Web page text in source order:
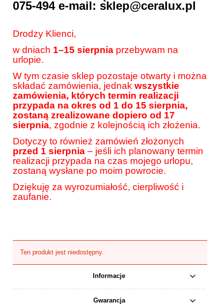
075-494e-mail: sklep@ceralux.pl
Drodzy Klienci,
w dniach 1–15 sierpnia przebywam na
urlopie.
W tym czasie sklep pozostaje otwarty i można
składać zamówienia, jednak wszystkie
zamówienia, których termin realizacji
przypada na okres od 1 do 15 sierpnia,
zostaną zrealizowane dopiero od 17
sierpnia, zgodnie z kolejnością ich złożenia.
Dotyczy to również zamówień złożonych
przed 1 sierpnia – jeśli ich planowany termin
realizacji przypada na czas mojego urlopu,
zostaną wysłane po moim powrocie.
Dziękuję za wyrozumiałość, cierpliwość i
zaufanie.
Ten produkt jest niedostępny.
Informacje
Gwarancja